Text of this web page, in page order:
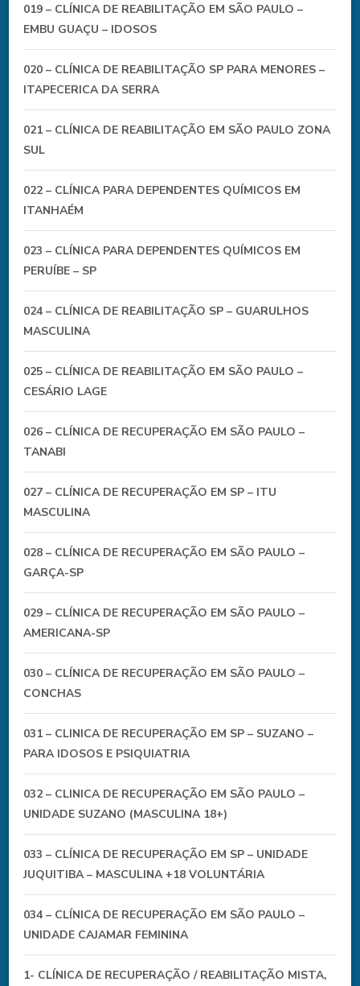
019 – CLÍNICA DE REABILITAÇÃO EM SÃO PAULO –
EMBU GUAÇU – IDOSOS
020 – CLÍNICA DE REABILITAÇÃO SP PARA MENORES –
ITAPECERICA DA SERRA
021 – CLÍNICA DE REABILITAÇÃO EM SÃO PAULO ZONA
SUL
022 – CLÍNICA PARA DEPENDENTES QUÍMICOS EM
ITANHAÉM
023 – CLÍNICA PARA DEPENDENTES QUÍMICOS EM
PERUÍBE – SP
024 – CLÍNICA DE REABILITAÇÃO SP – GUARULHOS
MASCULINA
025 – CLÍNICA DE REABILITAÇÃO EM SÃO PAULO –
CESÁRIO LAGE
026 – CLÍNICA DE RECUPERAÇÃO EM SÃO PAULO –
TANABI
027 – CLÍNICA DE RECUPERAÇÃO EM SP – ITU
MASCULINA
028 – CLÍNICA DE RECUPERAÇÃO EM SÃO PAULO –
GARÇA-SP
029 – CLÍNICA DE RECUPERAÇÃO EM SÃO PAULO –
AMERICANA-SP
030 – CLÍNICA DE RECUPERAÇÃO EM SÃO PAULO –
CONCHAS
031 – CLINICA DE RECUPERAÇÃO EM SP – SUZANO –
PARA IDOSOS E PSIQUIATRIA
032 – CLINICA DE RECUPERAÇÃO EM SÃO PAULO –
UNIDADE SUZANO (MASCULINA 18+)
033 – CLÍNICA DE RECUPERAÇÃO EM SP – UNIDADE
JUQUITIBA – MASCULINA +18 VOLUNTÁRIA
034 – CLÍNICA DE RECUPERAÇÃO EM SÃO PAULO –
UNIDADE CAJAMAR FEMININA
1- CLÍNICA DE RECUPERAÇÃO / REABILITAÇÃO MISTA,